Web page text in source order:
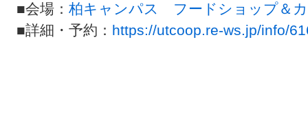
■会場： 柏キャンパス フードショップ＆
■詳細・予約： https://utcoop.re-ws.jp/info/